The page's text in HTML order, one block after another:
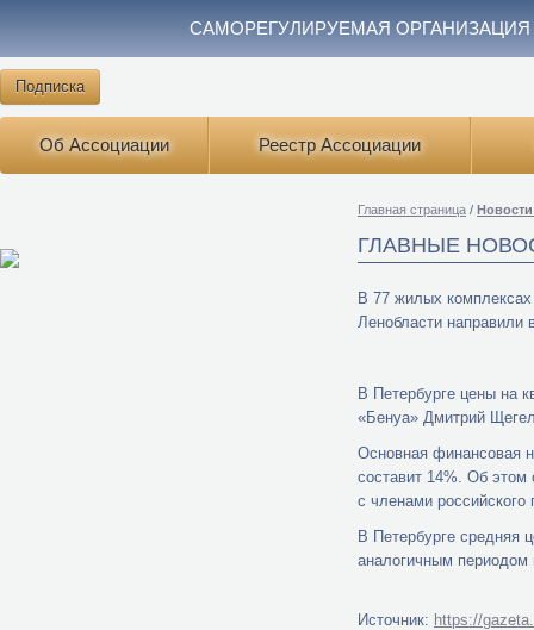
САМОРЕГУЛИРУЕМАЯ
Подписка
Об Ассоциации Реестр Ассоциации
Главная страница /
ГЛАВНЫЕ
В 77 жилых комплексах
Ленобласти направили
В Петербурге цены на
«Бенуа» Дмитрий
Основная финансовая
составит 14%. Об
с членами российского
В Петербурге средняя
аналогичным
Источник: https://